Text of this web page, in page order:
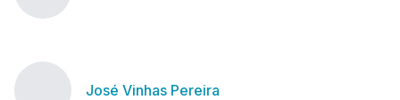
José Vinhas Pereira